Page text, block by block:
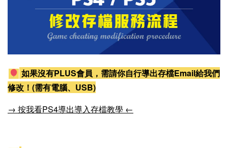
如果沒有PLUS會員，需請你自行導出存檔Email給我們
修改！(需有電腦、USB)
→ 按我看PS4導出導入存檔教學 ←